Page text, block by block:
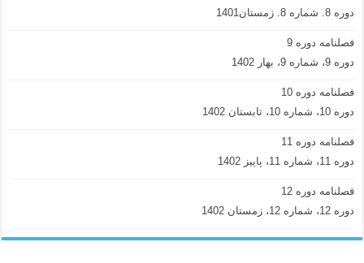
دوره 8. شماره 8. زمستان1401
فصلنامه دوره 9
دوره 9، شماره 9، بهار 1402
فصلنامه دوره 10
دوره 10، شماره 10، تابستان 1402
فصلنامه دوره 11
دوره 11، شماره 11، پاییز 1402
فصلنامه دوره 12
دوره 12، شماره 12، زمستان 1402